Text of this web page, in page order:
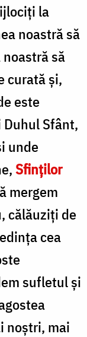
la
noastră să
să
curată și,
este
Duhul Sfânt,
unde
Sfinților
mergem
călăuziți de
cea
sufletul și
noștri, mai